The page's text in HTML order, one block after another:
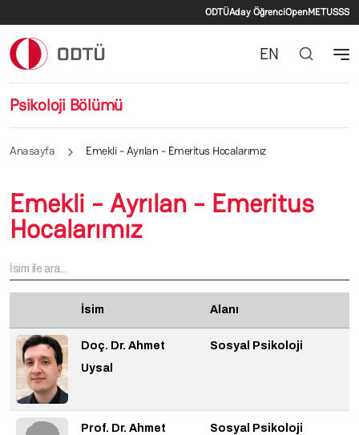
İkincil menü
ODTÜAday ÖğrenciOpenMETUSSS
Psikoloji Bölümü
EN
Anasayfa Emekli - Ayrılan - Emeritus Hocalarımız
Emekli - Ayrılan - Emeritus
Hocalarımız
İsim Alanı
Doç. Dr. Ahmet
Uysal
Sosyal Psikoloji
Prof. Dr. Ahmet
Sosyal Psikoloji